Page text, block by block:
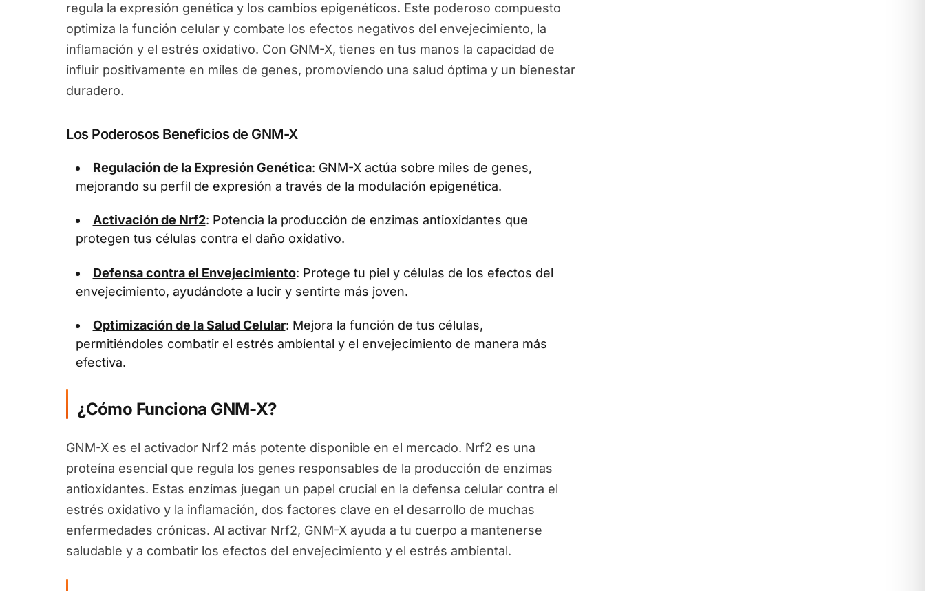
regula la expresión genética y los cambios epigenéticos. Este poderoso compuesto
optimiza la función celular y combate los efectos negativos del envejecimiento, la
inflamación y el estrés oxidativo. Con GNM-X, tienes en tus manos la capacidad de
influir positivamente en miles de genes, promoviendo una salud óptima y un bienestar
duradero.
Los Poderosos Beneficios de GNM-X
Regulación de la Expresión Genética: GNM-X actúa sobre miles de genes,
mejorando su perfil de expresión a través de la modulación epigenética.
Activación de Nrf2: Potencia la producción de enzimas antioxidantes que
protegen tus células contra el daño oxidativo.
Defensa contra el Envejecimiento: Protege tu piel y células de los efectos del
envejecimiento, ayudándote a lucir y sentirte más joven.
Optimización de la Salud Celular: Mejora la función de tus células,
permitiéndoles combatir el estrés ambiental y el envejecimiento de manera más
efectiva.
¿Cómo Funciona GNM-X?
GNM-X es el activador Nrf2 más potente disponible en el mercado. Nrf2 es una
proteína esencial que regula los genes responsables de la producción de enzimas
antioxidantes. Estas enzimas juegan un papel crucial en la defensa celular contra el
estrés oxidativo y la inflamación, dos factores clave en el desarrollo de muchas
enfermedades crónicas. Al activar Nrf2, GNM-X ayuda a tu cuerpo a mantenerse
saludable y a combatir los efectos del envejecimiento y el estrés ambiental.